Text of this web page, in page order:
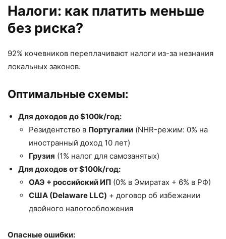
Налоги: как платить меньше
без риска?
92% кочевников переплачивают налоги из-за незнания
локальных законов.
Оптимальные схемы:
Для доходов до $100k/год:
Резидентство в Португалии (NHR-режим: 0% на
иностранный доход 10 лет)
Грузия (1% налог для самозанятых)
Для доходов от $100k/год:
ОАЭ + российский ИП (0% в Эмиратах + 6% в РФ)
США (Delaware LLC) + договор об избежании
двойного налогообложения
Опасные ошибки: